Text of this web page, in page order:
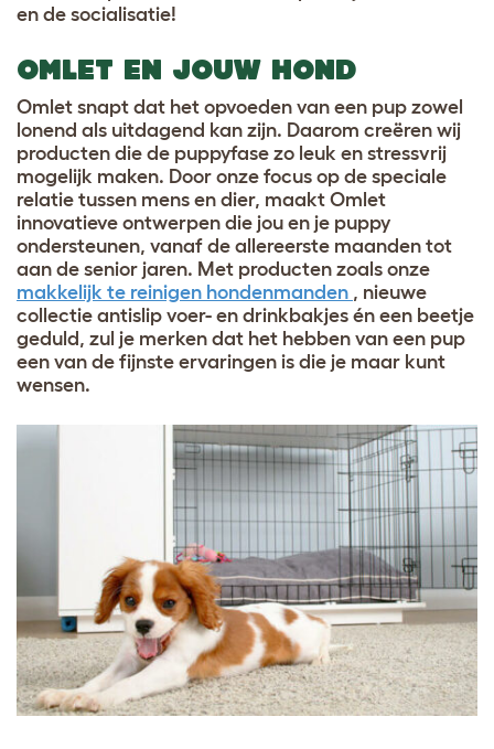
en de socialisatie!
OMLET EN JOUW HOND
Omlet snapt dat het opvoeden van een pup zowel
lonend als uitdagend kan zijn. Daarom creëren wij
producten die de puppyfase zo leuk en stressvrij
mogelijk maken. Door onze focus op de speciale
relatie tussen mens en dier, maakt Omlet
innovatieve ontwerpen die jou en je puppy
ondersteunen, vanaf de allereerste maanden tot
aan de senior jaren. Met producten zoals onze
makkelijk te reinigen hondenmanden , nieuwe
collectie antislip voer- en drinkbakjes én een beetje
geduld, zul je merken dat het hebben van een pup
een van de fijnste ervaringen is die je maar kunt
wensen.